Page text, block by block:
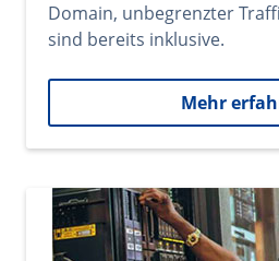
Domain, unbegrenzter
sind bereits inklusive.
Mehr